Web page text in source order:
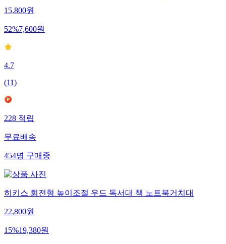
15,800원
52%7,600원
4.7
(11)
228적립
무료배송
454명구매중
히키스 회전형 높이조절 우드 독서대 책 노트북거치대
22,800원
15%19,380원